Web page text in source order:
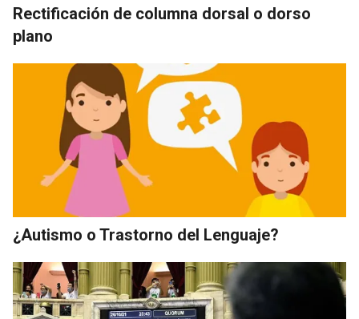
Rectificación de columna dorsal o dorso
plano
¿Autismo o Trastorno del Lenguaje?